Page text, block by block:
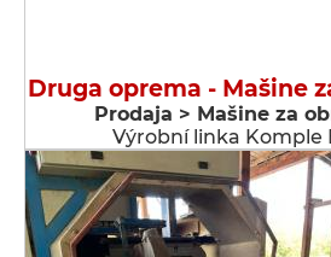
Druga oprema - Мašine
Prodaja > Мašine za
Výrobní linka Komple